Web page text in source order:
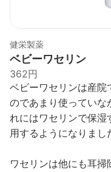
健栄製薬
ベビーワセリン
362円
ベビーワセリンは産院
のであまり使っていな
れにはワセリンで保湿
用するようになりまし
ワセリンは他にも耳